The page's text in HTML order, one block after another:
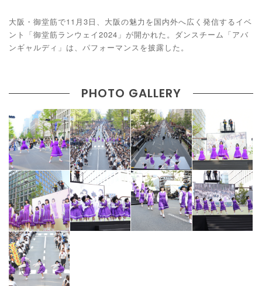
大阪・御堂筋で11月3日、大阪の魅力を国内外へ広く発信するイベ
ント「御堂筋ランウェイ2024」が開かれた。ダンスチーム「アバ
ンギャルディ」は、パフォーマンスを披露した。
PHOTO GALLERY